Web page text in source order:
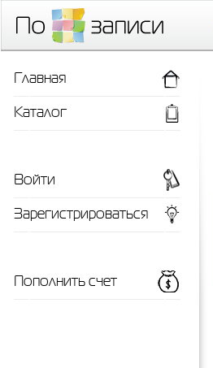
Главная
Каталог
Войти
Зарегистрироваться
Пополнить счет